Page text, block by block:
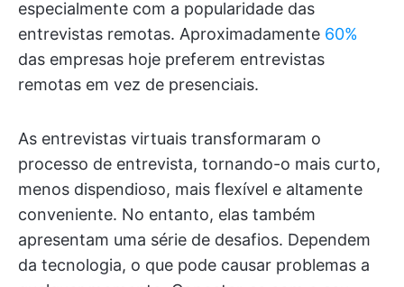
especialmente com a popularidade das
entrevistas remotas. Aproximadamente 60%
das empresas hoje preferem entrevistas
remotas em vez de presenciais.
As entrevistas virtuais transformaram o
processo de entrevista, tornando-o mais curto,
menos dispendioso, mais flexível e altamente
conveniente. No entanto, elas também
apresentam uma série de desafios. Dependem
da tecnologia, o que pode causar problemas a